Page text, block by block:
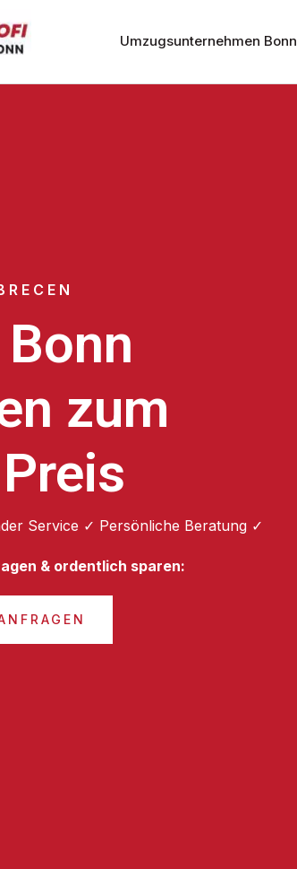
Umzugsunternehmen Bonn
zum
Service ✓ Persönliche Beratung ✓
& ordentlich sparen: